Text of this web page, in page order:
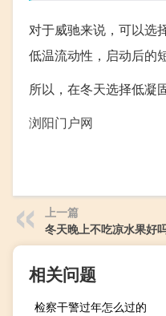
对于威驰来说，可以选
低温流动性，启动后的
所以，在冬天选择低凝
浏阳门户网
上一篇
冬天晚上不吃凉水果好
相关问题
检察干警过年怎么过的